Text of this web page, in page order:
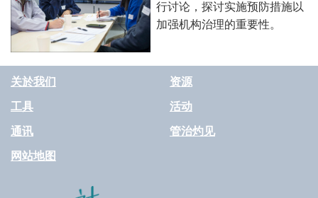
行讨论，探讨实施预防措施以
加强机构治理的重要性。
关於我们 资源
工具 活动
通讯 管治灼见
网站地图